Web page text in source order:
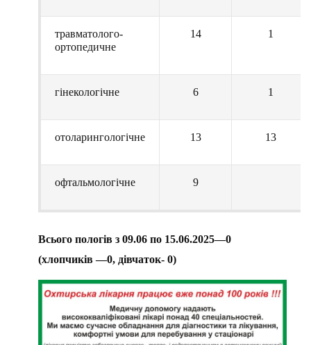
травматолого-
ортопедичне
14 1
гінекологічне 6 1
отоларингологічне 13 13
офтальмологічне 9
Всього пологів з 09.06 по 15.06.2025—0
(хлопчиків —0, дівчаток- 0)